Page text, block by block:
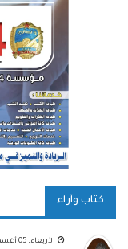
كتاب وآراء
الأربعاء, 05 أغسطس 2026